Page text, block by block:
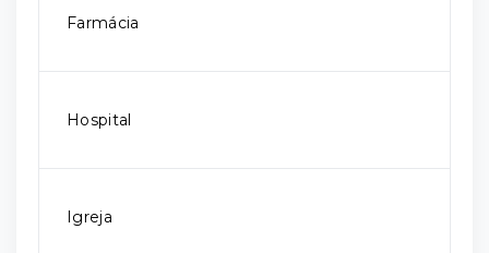
Farmácia
Hospital
Igreja